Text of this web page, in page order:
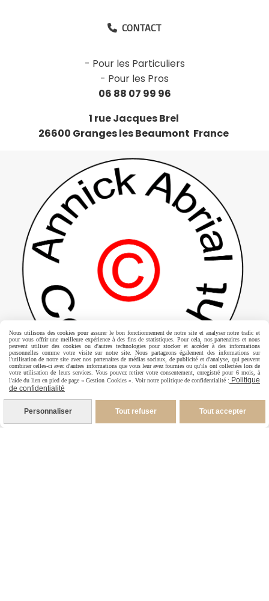
 CONTACT
- Pour les Particuliers
- Pour les Pros
06 88 07 99 96
1 rue Jacques Brel
26600 Granges les Beaumont France
Droits d'auteur, copyright
Nous utilisons des cookies pour assurer le bon fonctionnement de notre site et analyser notre trafic et
pour vous offrir une meilleure expérience à des fins de statistiques. Pour cela, nos partenaires et nous
peuvent utiliser des cookies ou d'autres technologies pour stocker et accéder à des informations
personnelles comme votre visite sur notre site. Nous partageons également des informations sur
l'utilisation de notre site avec nos partenaires de médias sociaux, de publicité et d'analyse, qui peuvent
combiner celles-ci avec d'autres informations que vous leur avez fournies ou qu'ils ont collectées lors de
votre utilisation de leurs services. Vous pouvez retirer votre consentement, enregistré pour 6 mois, à
l'aide du lien en pied de page « Gestion Cookies ». Voir notre politique de confidentialité : Politique
de confidentialité
Personnaliser Tout refuser Tout accepter